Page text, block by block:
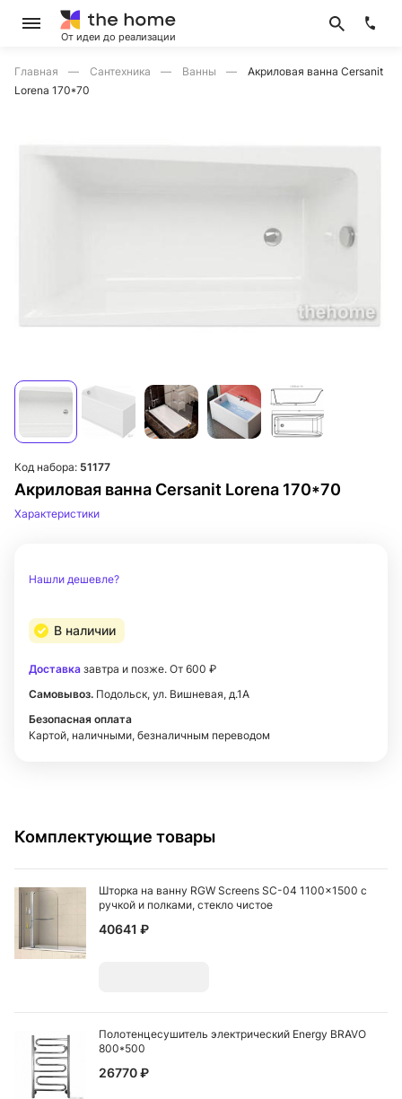
От идеи до реализации
Главная Сантехника Ванны
Акриловая ванна Cersanit
Lorena 170*70
Акриловая ванна Cersanit Lorena 170*70
Код набора: 51177
Характеристики
Нашли дешевле?
В наличии
Доставка завтра и позже. От 600 ₽
Самовывоз. Подольск, ул. Вишневая, д.1А
Безопасная оплата
Картой, наличными, безналичным переводом
Комплектующие товары
Шторка на ванну RGW Screens SC-04 1100x1500 с
ручкой и полками, стекло чистое
40641 ₽
Полотенцесушитель электрический Energy BRAVO
800*500
26770 ₽